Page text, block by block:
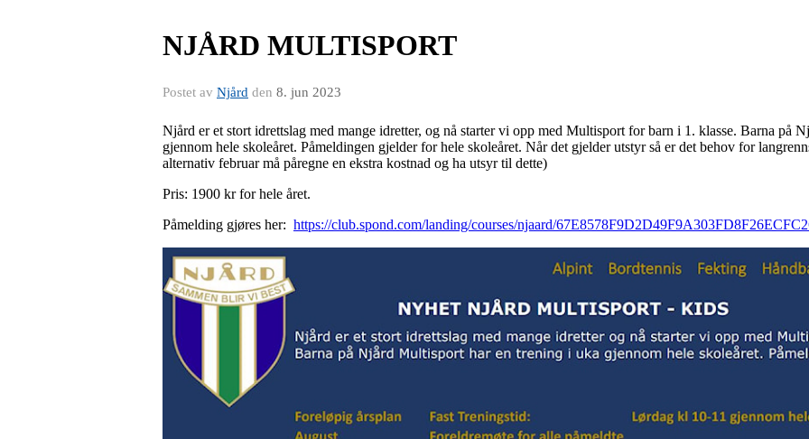
NJÅRD MULTISPORT
Postet av Njård den 8. jun 2023
Njård er et stort idrettslag med mange idretter, og nå starter vi opp med Multisport for barn i 1. klasse. Barna på
gjennom hele skoleåret. Påmeldingen gjelder for hele skoleåret. Når det gjelder utstyr så er det behov for
alternativ februar må påregne en ekstra kostnad og ha utsyr til dette)
Pris: 1900 kr for hele året.
Påmelding gjøres her: https://club.spond.com/landing/courses/njaard/